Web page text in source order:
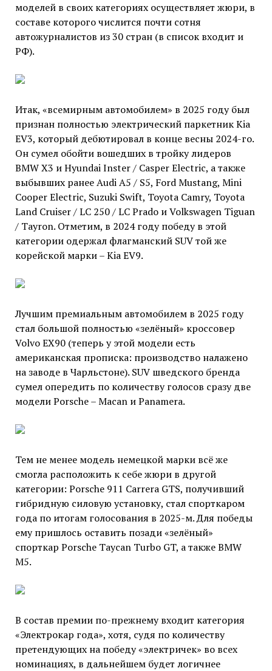
моделей в своих категориях осуществляет жюри, в
составе которого числится почти сотня
автожурналистов из 30 стран (в список входит и
РФ).
Итак, «всемирным автомобилем» в 2025 году был
признан полностью электрический паркетник Kia
EV3, который дебютировал в конце весны 2024-го.
Он сумел обойти вошедших в тройку лидеров
BMW X3 и Hyundai Inster / Casper Electric, а также
выбывших ранее Audi A5 / S5, Ford Mustang, Mini
Cooper Electric, Suzuki Swift, Toyota Camry, Toyota
Land Cruiser / LC 250 / LC Prado и Volkswagen Tiguan
/ Tayron. Отметим, в 2024 году победу в этой
категории одержал флагманский SUV той же
корейской марки – Kia EV9.
Лучшим премиальным автомобилем в 2025 году
стал большой полностью «зелёный» кроссовер
Volvo EX90 (теперь у этой модели есть
американская прописка: производство налажено
на заводе в Чарльстоне). SUV шведского бренда
сумел опередить по количеству голосов сразу две
модели Porsche – Macan и Panamera.
Тем не менее модель немецкой марки всё же
смогла расположить к себе жюри в другой
категории: Porsche 911 Carrera GTS, получивший
гибридную силовую установку, стал спорткаром
года по итогам голосования в 2025-м. Для победы
ему пришлось оставить позади «зелёный»
спорткар Porsche Taycan Turbo GT, а также BMW
M5.
В состав премии по-прежнему входит категория
«Электрокар года», хотя, судя по количеству
претендующих на победу «электричек» во всех
номинациях, в дальнейшем будет логичнее